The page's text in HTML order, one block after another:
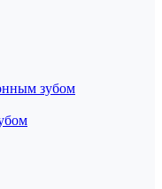
зубом